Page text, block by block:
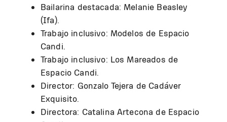
Bailarina destacada: Melanie Beasley
(Ifa).
Trabajo inclusivo: Modelos de Espacio
Candi.
Trabajo inclusivo: Los Mareados de
Espacio Candi.
Director: Gonzalo Tejera de Cadáver
Exquisito.
Directora: Catalina Artecona de Espacio